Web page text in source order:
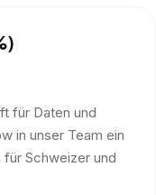
für Daten und
in unser Team ein
Schweizer und